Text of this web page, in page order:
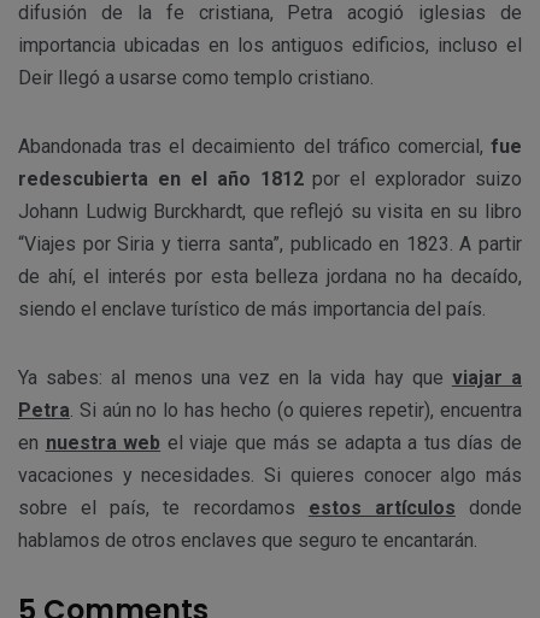
difusión de la fe cristiana, Petra acogió iglesias de
importancia ubicadas en los antiguos edificios, incluso el
Deir llegó a usarse como templo cristiano.
Abandonada tras el decaimiento del tráfico comercial, fue
redescubierta en el año 1812por el explorador suizo
Johann Ludwig Burckhardt, que reflejó su visita en su libro
“Viajes por Siria y tierra santa”, publicado en 1823. A partir
de ahí, el interés por esta belleza jordana no ha decaído,
siendo el enclave turístico de más importancia del país.
Ya sabes: al menos una vez en la vida hay que viajar a
Petra . Si aún no lo has hecho (o quieres repetir), encuentra
en nuestra web el viaje que más se adapta a tus días de
vacaciones y necesidades. Si quieres conocer algo más
sobre el país, te recordamos estos artículos donde
hablamos de otros enclaves que seguro te encantarán.
5 Comments